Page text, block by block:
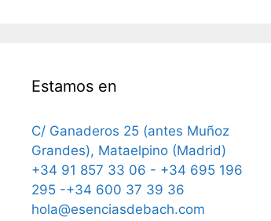
Estamos en
C/ Ganaderos 25 (antes Muñoz
Grandes), Mataelpino (Madrid)
+34 91 857 33 06 - +34 695 196
295 -+34 600 37 39 36
hola@esenciasdebach.com